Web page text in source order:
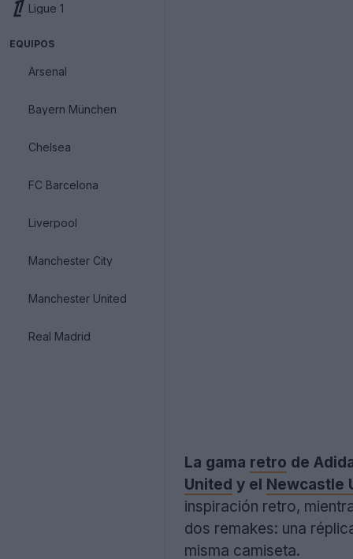
Ligue 1
EQUIPOS
Arsenal
Bayern München
Chelsea
FC Barcelona
Liverpool
Manchester City
Manchester United
Real Madrid
La gama retro de
United y el Newcastle
inspiración retro,
dos remakes: una
misma camiseta.